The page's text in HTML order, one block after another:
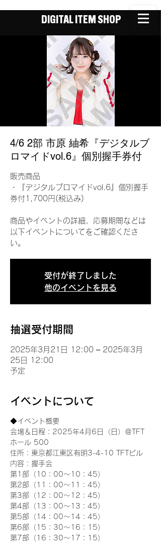
DIGITAL ITEM SHOP
4/6 2部 市原 紬希『デジタルブ
ロマイドvol.6』個別握手券付
販売商品
・『デジタルブロマイドvol.6』個別握手
券付1,700円(税込み)
商品やイベントの詳細、応募期間などは
以下イベントについてをご確認くださ
い。
受付が終了しました
他のイベントを見る
抽選受付期間
2025年3月21日 12:00 – 2025年3月
25日 12:00
予定
イベントについて
◆イベント概要
会場＆日程：2025年4月6日（日）＠TFT
ホール 500
住所：東京都江東区有明3-4-10 TFTビル
内容：握手会
第1部（10：00～10：45）
第2部（11：00～11：45）
第3部（12：00～12：45）
第4部（13：00～13：45）
第5部（14：00～14：45）
第6部（15：30～16：15）
第7部（16：30～17：15）